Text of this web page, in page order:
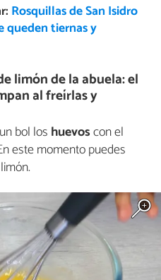
Rosquillas de San Isidro
queden tiernas y
limón de la abuela: el
al freírlas y
bol los huevoscon el
este momento puedes